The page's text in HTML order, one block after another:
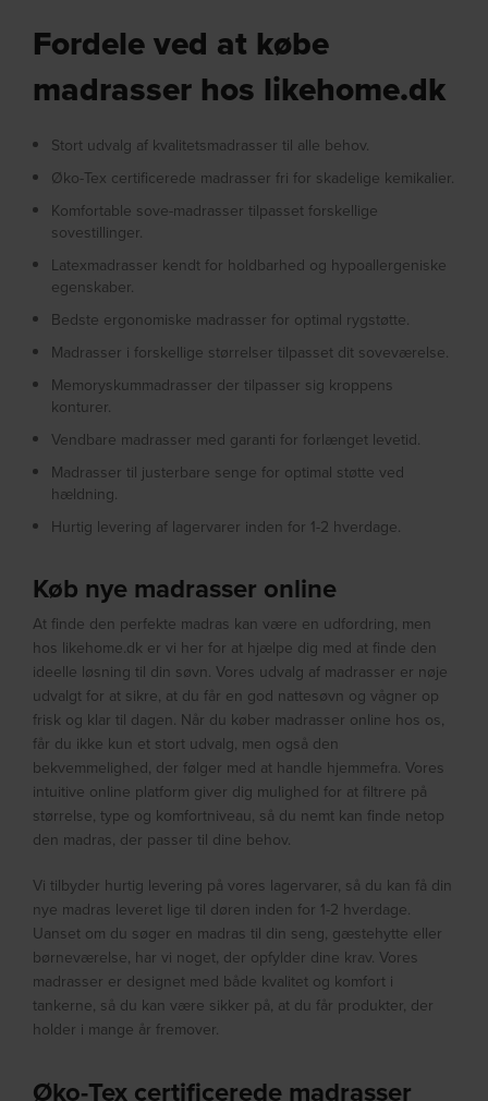
Fordele ved at købe
madrasser hos likehome.dk
Stort udvalg af kvalitetsmadrasser til alle behov.
Øko-Tex certificerede madrasser fri for skadelige kemikalier.
Komfortable sove-madrasser tilpasset forskellige
sovestillinger.
Latexmadrasser kendt for holdbarhed og hypoallergeniske
egenskaber.
Bedste ergonomiske madrasser for optimal rygstøtte.
Madrasser i forskellige størrelser tilpasset dit soveværelse.
Memoryskummadrasser der tilpasser sig kroppens
konturer.
Vendbare madrasser med garanti for forlænget levetid.
Madrasser til justerbare senge for optimal støtte ved
hældning.
Hurtig levering af lagervarer inden for 1-2 hverdage.
Køb nye madrasser online
At finde den perfekte madras kan være en udfordring, men
hos likehome.dk er vi her for at hjælpe dig med at finde den
ideelle løsning til din søvn. Vores udvalg af madrasser er nøje
udvalgt for at sikre, at du får en god nattesøvn og vågner op
frisk og klar til dagen. Når du køber madrasser online hos os,
får du ikke kun et stort udvalg, men også den
bekvemmelighed, der følger med at handle hjemmefra. Vores
intuitive online platform giver dig mulighed for at filtrere på
størrelse, type og komfortniveau, så du nemt kan finde netop
den madras, der passer til dine behov.
Vi tilbyder hurtig levering på vores lagervarer, så du kan få din
nye madras leveret lige til døren inden for 1-2 hverdage.
Uanset om du søger en madras til din seng, gæstehytte eller
børneværelse, har vi noget, der opfylder dine krav. Vores
madrasser er designet med både kvalitet og komfort i
tankerne, så du kan være sikker på, at du får produkter, der
holder i mange år fremover.
Øko-Tex certificerede madrasser